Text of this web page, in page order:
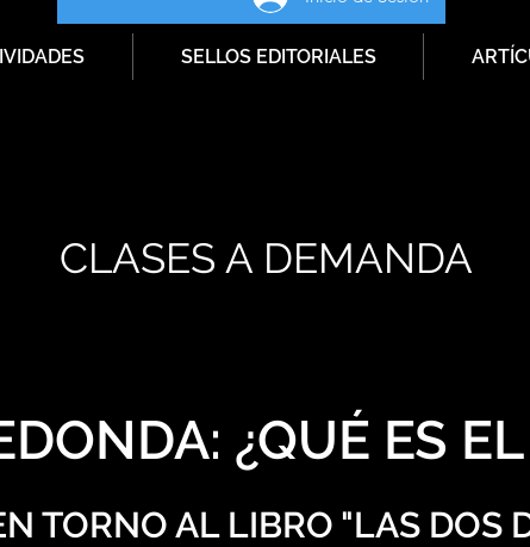
SELLOS EDITORIALES
CLASES A DEMANDA
¿QUÉ ES
TORNO AL LIBRO "LAS DOS